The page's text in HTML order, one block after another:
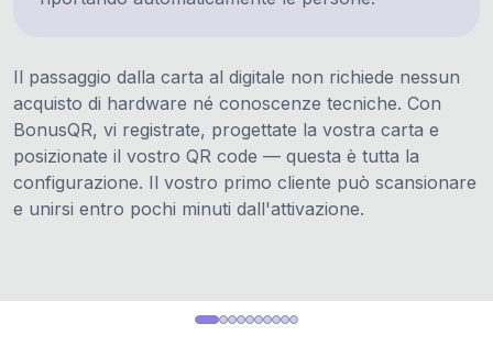
Il passaggio dalla carta al digitale non richiede nessun
acquisto di hardware né conoscenze tecniche. Con
BonusQR, vi registrate, progettate la vostra carta e
posizionate il vostro QR code — questa è tutta la
configurazione. Il vostro primo cliente può scansionare
e unirsi entro pochi minuti dall'attivazione.